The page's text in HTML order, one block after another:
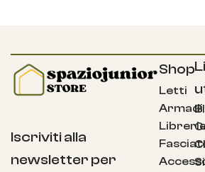
Iscriviti alla
newsletter per
Shop
Letti
Armadi